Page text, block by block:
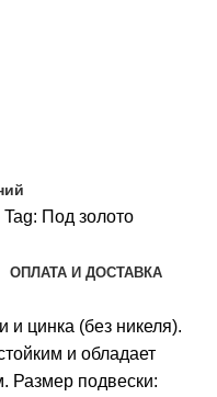
Tag: Под золото
ОПЛАТА И ДОСТАВКА
и цинка (без никеля).
и обладает
Размер подвески: